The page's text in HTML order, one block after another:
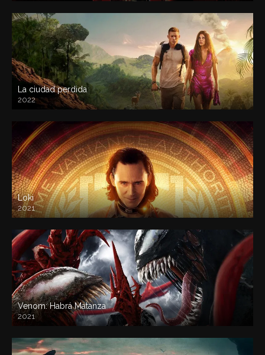
La ciudad perdida
2022
Loki
2021
Venom: Habrá Matanza
2021